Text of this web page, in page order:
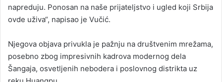
napreduju. Ponosan na naše prijateljstvo i ugled koji Srbija
ovde uživa“, napisao je Vučić.
Njegova objava privukla je pažnju na društvenim mrežama,
posebno zbog impresivnih kadrova modernog dela
Šangaja, osvetljenih nebodera i poslovnog distrikta uz